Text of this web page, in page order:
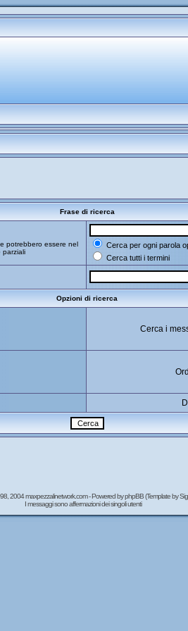
Frase di ricerca
potrebbero essere nel
parziali
Cerca per ogni parola
Cerca tutti i termini
Opzioni di ricerca
Cerca i
2004 maxpezzalinetwork.com - Powered byphpBB(Template by
I messaggi sono affermazioni dei singoli utenti